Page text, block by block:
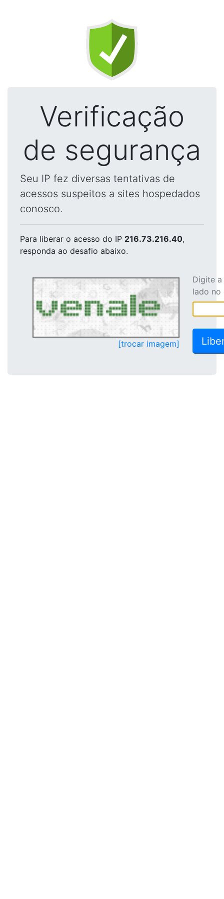
Verificação
de segurança
Seu IP fez diversas tentativas de
acessos suspeitos a sites hospedados
conosco.
Para liberar o acesso do IP 216.73.216.40,
responda ao desafio abaixo.
[trocar imagem]
Digite
lado no